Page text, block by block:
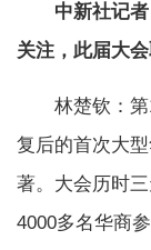
中新社记
关注，此届大
林楚钦：第
复后的首次大
著。大会历时
4000多名华商